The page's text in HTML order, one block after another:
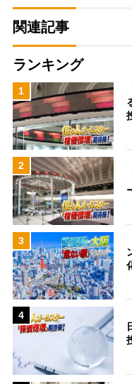
関連記事
ランキング
1
2
3
4